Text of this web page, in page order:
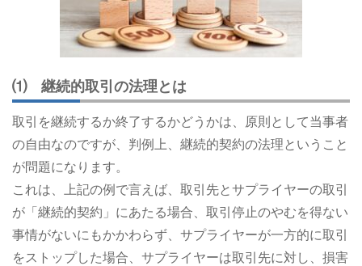
⑴ 継続的取引の法理とは
取引を継続するか終了するかどうかは、原則として当事者
の自由なのですが、判例上、継続的契約の法理ということ
が問題になります。
これは、上記の例で言えば、取引先とサプライヤーの取引
が「継続的契約」にあたる場合、取引停止のやむを得ない
事情がないにもかかわらず、サプライヤーが一方的に取引
をストップした場合、サプライヤーは取引先に対し、損害